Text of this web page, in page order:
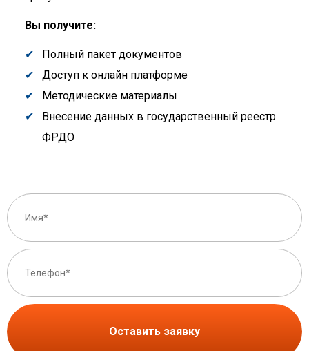
Вы получите:
Полный пакет документов
Доступ к онлайн платформе
Методические материалы
Внесение данных в государственный реестр
ФРДО
Оставить заявку